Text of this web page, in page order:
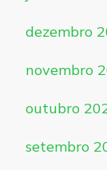
dezembro
novembro
outubro
setembro